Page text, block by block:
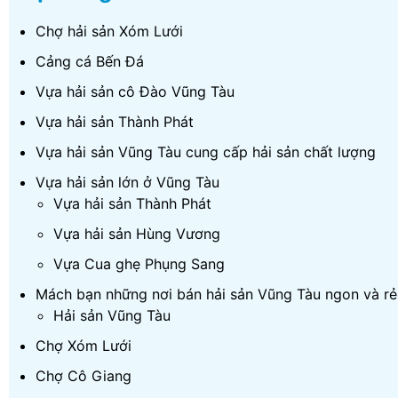
Chợ hải sản Xóm Lưới
Cảng cá Bến Đá
Vựa hải sản cô Đào Vũng Tàu
Vựa hải sản Thành Phát
Vựa hải sản Vũng Tàu cung cấp hải sản chất lượng
Vựa hải sản lớn ở Vũng Tàu
Vựa hải sản Thành Phát
Vựa hải sản Hùng Vương
Vựa Cua ghẹ Phụng Sang
Mách bạn những nơi bán hải sản Vũng Tàu ngon và
Hải sản Vũng Tàu
Chợ Xóm Lưới
Chợ Cô Giang